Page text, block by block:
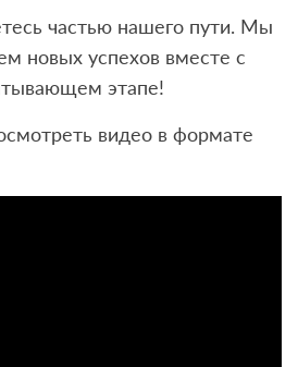
частью нашего пути. Мы
новых успехов вместе с
этапе!
видео в формате